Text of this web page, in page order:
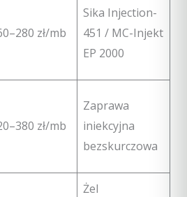
zł/mb
Sika Injection-
451 / MC-Injekt
EP 2000
zł/mb
Zaprawa
iniekcyjna
bezskurczowa
Żel